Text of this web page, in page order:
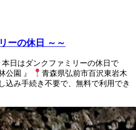
ーの休日 ～～
日はダンクファミリーの休日で
園 』
青森県弘前市百沢東岩木
込み手続き不要で、無料で利用でき